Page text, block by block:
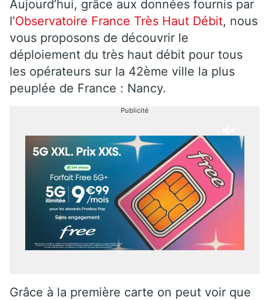
Aujourd’hui, grâce aux données fournis par
l’Observatoire France Très Haut Débit, nous
vous proposons de découvrir le
déploiement du très haut débit pour tous
les opérateurs sur la 42ème ville la plus
peuplée de France : Nancy.
Publicité
Grâce à la première carte on peut voir que